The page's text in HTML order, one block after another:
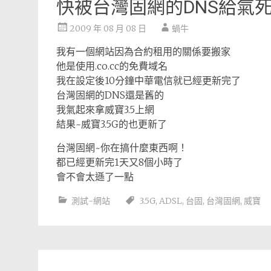
快被台灣固網的DNS給氣
2009 年 08 月 08 日 蝸牛
我有一個網站因為合約租用的關係要搬家
他是使用.co.cc的免費域名
我在設定後10分鐘中華電信就已經更新完了
台灣固網的DNS還是舊的
我氣起來拿威寶3.5上網
結果~威寶3.5G的也更新了
台灣固網~你在搞什麼東西啊！
都已經更新完1天又8個小時了
會不會太遜了一點
測試-網站 3.5G, ADSL, 台固, 台灣固網, 威寶